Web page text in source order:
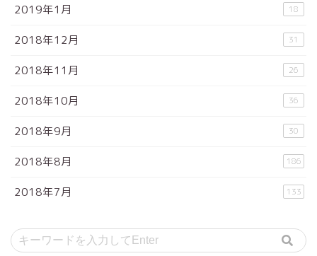
2019年1月 18
2018年12月 31
2018年11月 26
2018年10月 36
2018年9月 30
2018年8月 186
2018年7月 133